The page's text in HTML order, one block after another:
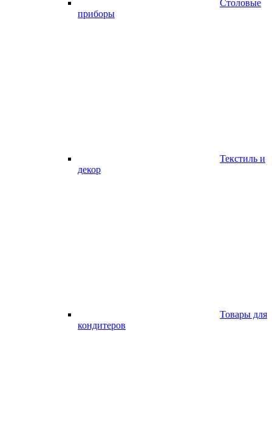
Столовые
приборы
Текстиль и
декор
Товары для
кондитеров